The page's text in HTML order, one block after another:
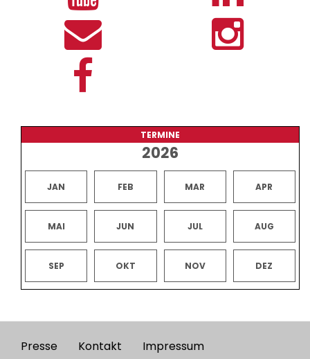
TERMINE
2026
JAN FEB MAR APR
MAI JUN JUL AUG
SEP OKT NOV DEZ
Presse Kontakt Impressum